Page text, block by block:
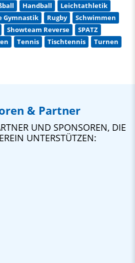
Handball
Leichtathletik
Gymnastik Rugby
Schwimmen
Showteam Reverse
SPATZ
Tennis Tischtennis Turnen
& Partner
UND SPONSOREN, DIE
UNTERSTÜTZEN: